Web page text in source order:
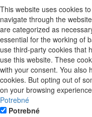
This website uses cookies
navigate through the
are categorized as
essential for the working of
use third-party cookies that
use this website. These
with your consent. You also
cookies. But opting out of
on your browsing
Potrebné
Potrebné